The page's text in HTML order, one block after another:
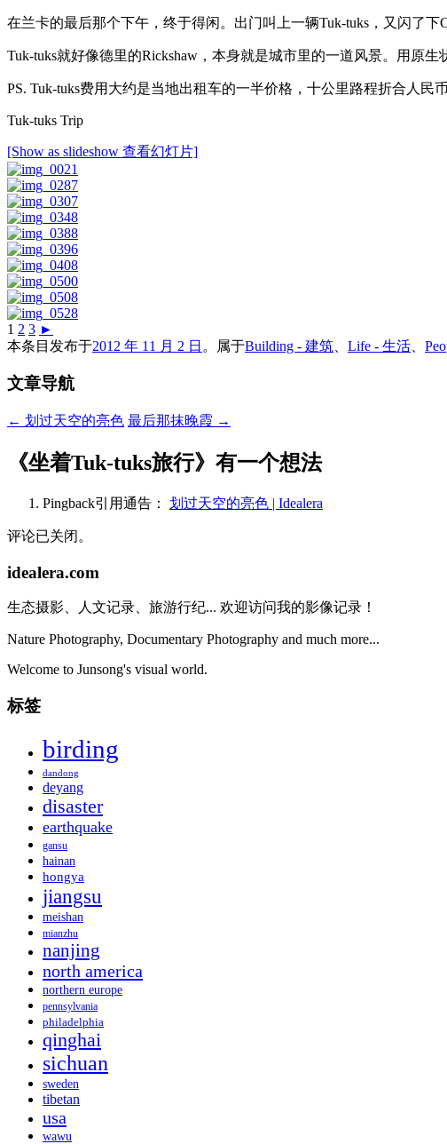
在兰卡的最后那个下午，终于得闲。出门叫上一辆Tuk-tuks，又闪了下
Tuk-tuks就好像德里的Rickshaw，本身就是城市里的一道风景。用原生
PS. Tuk-tuks费用大约是当地出租车的一半价格，十公里路程折合人
Tuk-tuks Trip
[Show as slideshow 查看幻灯片]
1 2 3 ►
本条目发布于2012 年 11 月 2 日 。属于Building - 建筑 Life - 生活
文章导航
← 划过天空的亮色 最后那抹晚霞 →
《坐着Tuk-tuks旅行》有一个想法
Pingback引用通告： 划过天空的亮色 | Idealera
评论已关闭。
idealera.com
生态摄影、人文记录、旅游行纪... 欢迎访问我的影像记录！
Nature Photography, Documentary Photography and much more...
Welcome to Junsong's visual world.
标签
birding
dandong
deyang
disaster
earthquake
gansu
hainan
hongya
jiangsu
meishan
mianzhu
nanjing
north america
northern europe
pennsylvania
philadelphia
qinghai
sichuan
sweden
tibetan
usa
wawu